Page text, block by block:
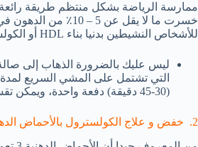
ممارسة الرياضة بشكل منتظم طريقة رائعة
للأشخاص النشيطين بدنيا بناء HDL أو الكولسترول الجيد مما يساعد على إبقاء قلبك وأجزاء أخرى من جسمك بنشاط وصحة.
ليس عليك بالضرورة الذهاب إلى
(30-45 دقيقة) دفعة واحدة، ويمكن تقسيمه 3-4 مرات في اليوم من خلال قضاء 10 دقائق في كل مرة.
2. خفض و علاج الكولسترول بالأحماض الدهنية اميغا 3 :